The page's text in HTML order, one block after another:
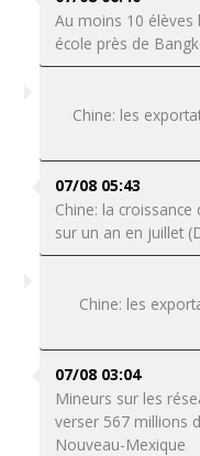
Au moins 10 élèves
école près de
Chine: les
07/08 05:43
Chine: la
sur un an en juillet
Chine: les
07/08 03:04
Mineurs sur les
verser 567 millions
Nouveau-Mexique